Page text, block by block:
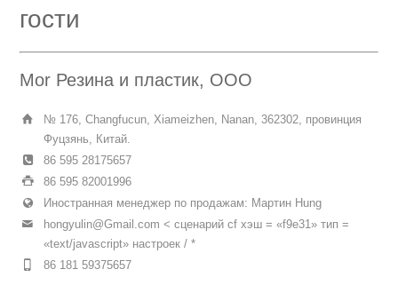
гости
Mor Резина и пластик, ООО
№ 176, Changfucun, Xiameizhen, Nanan, 362302, провинция
Фуцзянь, Китай.
86 595 28175657
86 595 82001996
Иностранная менеджер по продажам: Мартин Hung
hongyulin@Gmail.com < сценарий cf хэш = «f9e31» тип =
«text/javascript» настроек / *
86 181 59375657